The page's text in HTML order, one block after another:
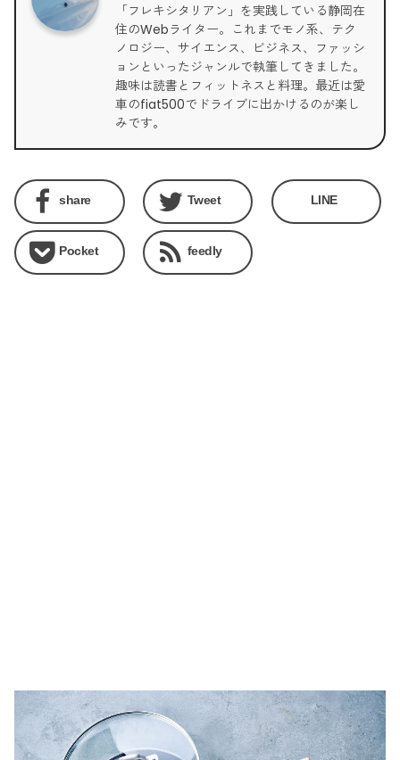
「フレキシタリアン」を実践している静岡在
住のWebライター。これまでモノ系、テク
ノロジー、サイエンス、ビジネス、ファッシ
ョンといったジャンルで執筆してきました。
趣味は読書とフィットネスと料理。最近は愛
車のfiat500でドライブに出かけるのが楽し
みです。
share Tweet LINE
Pocket feedly